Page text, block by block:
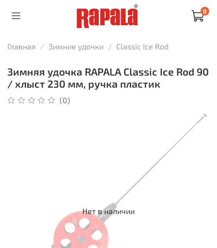
0
Главная Зимние удочки Classic Ice Rod
Зимняя удочка RAPALA Classic Ice Rod 90
/ хлыст 230 мм, ручка пластик
(0)
Нет в наличии